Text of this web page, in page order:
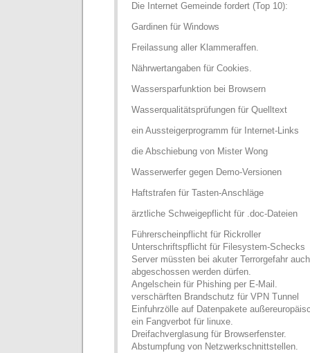
Die Internet Gemeinde fordert (Top 10):
Gardinen für Windows
Freilassung aller Klammeraffen.
Nährwertangaben für Cookies.
Wassersparfunktion bei Browsern
Wasserqualitätsprüfungen für Quelltext
ein Aussteigerprogramm für Internet-Links
die Abschiebung von Mister Wong
Wasserwerfer gegen Demo-Versionen
Haftstrafen für Tasten-Anschläge
ärztliche Schweigepflicht für .doc-Dateien
Führerscheinpflicht für Rickroller
Unterschriftspflicht für Filesystem-Schecks
Server müssten bei akuter Terrorgefahr
abgeschossen werden dürfen.
Angelschein für Phishing per E-Mail.
verschärften Brandschutz für VPN Tunnel
Einfuhrzölle auf Datenpakete
ein Fangverbot für linuxe.
Dreifachverglasung für Browserfenster.
Abstumpfung von Netzwerkschnittstellen.